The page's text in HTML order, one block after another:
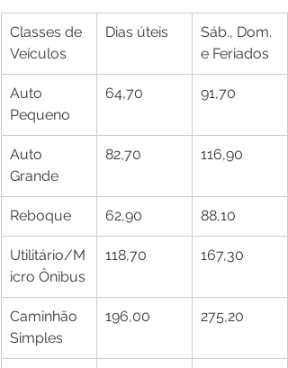
Classes de
Veículos
Dias úteis
Sáb., Dom.
e Feriados
Auto
Pequeno
64,70 91,70
Auto
Grande
82,70 116,90
Reboque 62,90 88,10
Utilitário/M
icro Ônibus
118,70 167,30
Caminhão
Simples
196,00 275,20